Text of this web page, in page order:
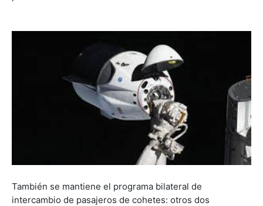
También se mantiene el programa bilateral de
intercambio de pasajeros de cohetes: otros dos